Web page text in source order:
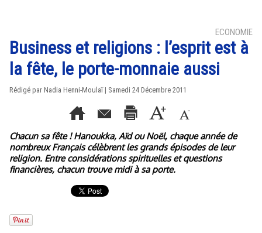
ECONOMIE
Business et religions : l’esprit est à
la fête, le porte-monnaie aussi
Rédigé par Nadia Henni-Moulaï | Samedi 24 Décembre 2011
Chacun sa fête ! Hanoukka, Aïd ou Noël, chaque année de
nombreux Français célèbrent les grands épisodes de leur
religion. Entre considérations spirituelles et questions
financières, chacun trouve midi à sa porte.